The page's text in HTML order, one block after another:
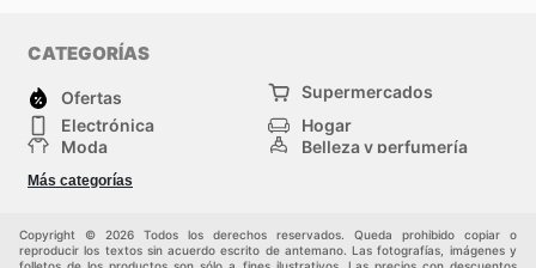
CATEGORÍAS
Ofertas
Supermercados
Electrónica
Hogar
Moda
Belleza y perfumería
Deporte
Más categorías
Copyright © 2026 Todos los derechos reservados. Queda prohibido copiar o
reproducir los textos sin acuerdo escrito de antemano. Las fotografías, imágenes y